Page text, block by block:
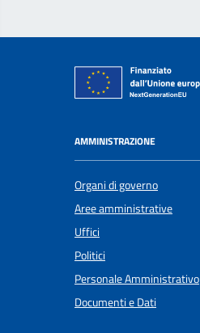
AMMINISTRAZIONE
Organi di governo
Aree amministrative
Uffici
Politici
Personale Amministrativo
Documenti e Dati